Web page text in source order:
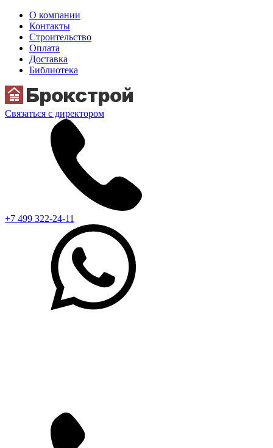
О компании
Контакты
Строительство
Оплата
Доставка
Библиотека
Связаться с директором
+7 499 322-24-11